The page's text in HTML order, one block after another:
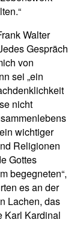
Walter
Gespräch
von
sei „ein
nicht
wichtiger
Religionen
Gottes
begegneten“,
es an der
Lachen, das
Karl Kardinal